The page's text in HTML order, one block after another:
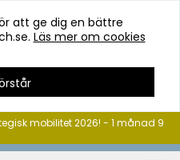
att ge dig en bättre
Läs mer om cookies
mobilitet 2026! - 1 månad 9